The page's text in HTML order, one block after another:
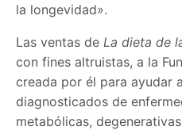
la longevidad».
Las ventas de La dieta de
con fines altruistas, a la
creada por él para ayudar
diagnosticados de
metabólicas,